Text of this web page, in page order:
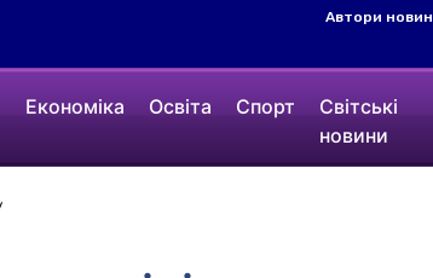
Автори новин
Економіка Освіта Спорт
Світські
новини